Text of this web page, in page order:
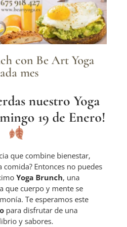
con Be Art Yoga
mes
nuestro Yoga
19 de Enero!
que combine bienestar,
Entonces no puedes
Yoga Brunch, una
que cuerpo y mente se
Te esperamos este
para disfrutar de una
y sabores.